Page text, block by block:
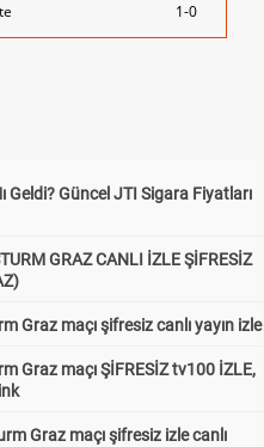
1-0
Geldi? Güncel JTI Sigara Fiyatları
GRAZ CANLI İZLE ŞİFRESİZ
Graz maçı şifresiz canlı yayın izle
Graz maçı ŞİFRESİZ tv100 İZLE,
Graz maçı şifresiz izle canlı